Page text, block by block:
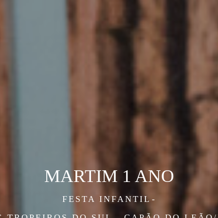
FESTA INFANTIL
MARTIM 1 ANO